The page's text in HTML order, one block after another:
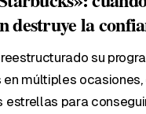
destruye la
su
múltiples ocasiones,
estrellas para